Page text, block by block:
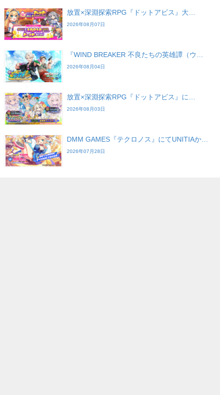
放置×深淵探索RPG『ドットアビス』大…
2026年08月07日
『WIND BREAKER 不良たちの英雄譚（ウ…
2026年08月04日
放置×深淵探索RPG『ドットアビス』に…
2026年08月03日
DMM GAMES『テクロノス』にてUNITIAか…
2026年07月28日